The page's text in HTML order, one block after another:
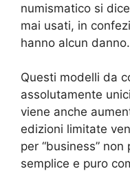
numismatico si
mai usati, in
hanno alcun danno.
Questi modelli da
assolutamente
viene anche
edizioni limitate
per “business”
semplice e puro